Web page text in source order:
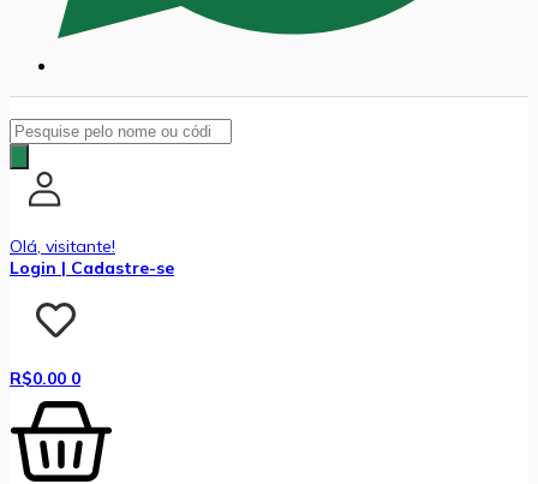
Pesquisar
produtos
Olá, visitante!
Login | Cadastre-se
R$0.00 0